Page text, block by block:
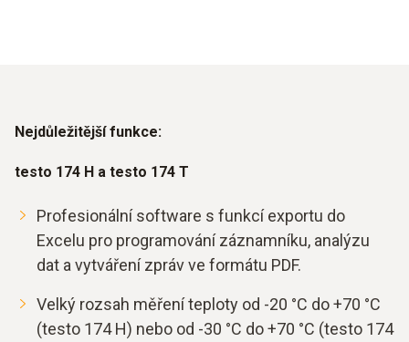
Nejdůležitější funkce:
testo 174 H a testo 174 T
Profesionální software s funkcí exportu do
Excelu pro programování záznamníku, analýzu
dat a vytváření zpráv ve formátu PDF.
Velký rozsah měření teploty od -20 °C do +70 °C
(testo 174 H) nebo od -30 °C do +70 °C (testo 174